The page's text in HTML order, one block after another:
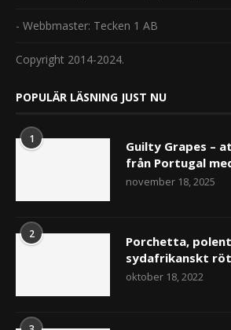
- Webbmaster: Tecken 1 AB
Copyright 2014-2024.
POPULÄR LÄSNING JUST NU
1
Guilty Grapes –
från Portugal
november 18, 2025
2
Porchetta,
sydafrikanskt
oktober 18, 2022